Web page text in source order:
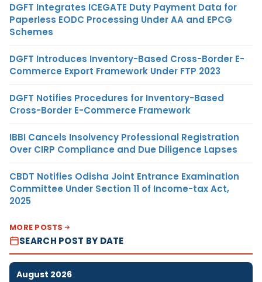
DGFT Integrates ICEGATE Duty Payment Data for
Paperless EODC Processing Under AA and EPCG
Schemes
DGFT Introduces Inventory-Based Cross-Border E-
Commerce Export Framework Under FTP 2023
DGFT Notifies Procedures for Inventory-Based
Cross-Border E-Commerce Framework
IBBI Cancels Insolvency Professional Registration
Over CIRP Compliance and Due Diligence Lapses
CBDT Notifies Odisha Joint Entrance Examination
Committee Under Section 11 of Income-tax Act,
2025
MORE POSTS
SEARCH POST BY DATE
August 2026